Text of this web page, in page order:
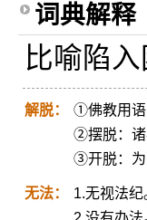
词典解释
比喻陷
解脱：
①佛教用语
②摆脱：诸
③开脱：为
无法：
1.无视法纪